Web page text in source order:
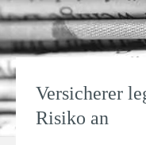
Versicherer
Risiko an